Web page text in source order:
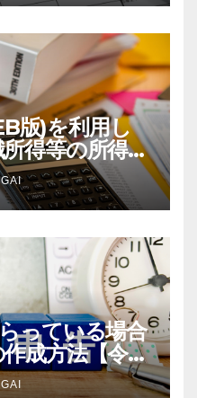
版)を利用し
得等の所得税
方法【令和7
業4年目)
っている場合
成方法【令和